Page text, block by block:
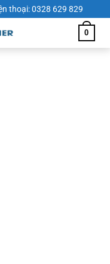
thoại: 0328 629 829
0